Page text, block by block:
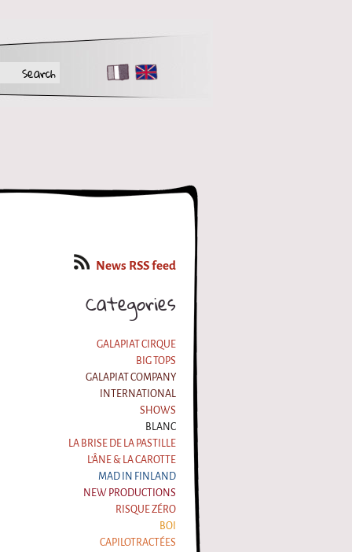
FR EN
News RSS feed
Categories
GALAPIAT CIRQUE
BIG TOPS
GALAPIAT COMPANY
INTERNATIONAL
SHOWS
BLANC
LA BRISE DE LA PASTILLE
L'ÂNE & LA CAROTTE
MAD IN FINLAND
NEW PRODUCTIONS
RISQUE ZÉRO
BOI
CAPILOTRACTÉES